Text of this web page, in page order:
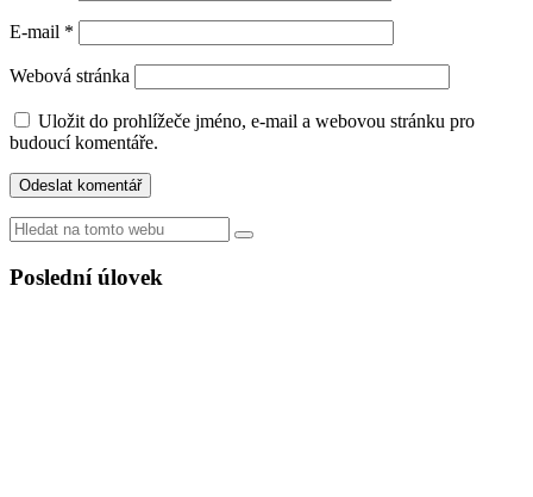
E-mail *
Webová stránka
Uložit do prohlížeče jméno, e-mail a webovou stránku pro
budoucí komentáře.
Hledat
Poslední úlovek